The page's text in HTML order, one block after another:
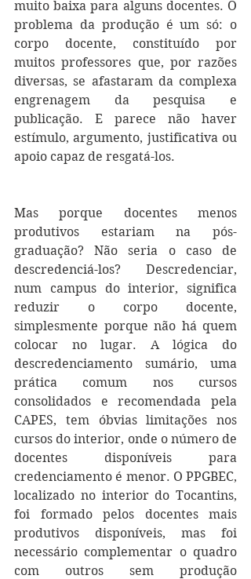
muito baixa para alguns docentes. O
problema da produção é um só: o
corpo docente, constituído por
muitos professores que, por razões
diversas, se afastaram da complexa
engrenagem da pesquisa e
publicação. E parece não haver
estímulo, argumento, justificativa ou
apoio capaz de resgatá-los.
Mas porque docentes menos
produtivos estariam na pós-
graduação? Não seria o caso de
descredenciá-los? Descredenciar,
num campus do interior, significa
reduzir o corpo docente,
simplesmente porque não há quem
colocar no lugar. A lógica do
descredenciamento sumário, uma
prática comum nos cursos
consolidados e recomendada pela
CAPES, tem óbvias limitações nos
cursos do interior, onde o número de
docentes disponíveis para
credenciamento é menor. O PPGBEC,
localizado no interior do Tocantins,
foi formado pelos docentes mais
produtivos disponíveis, mas foi
necessário complementar o quadro
com outros sem produção